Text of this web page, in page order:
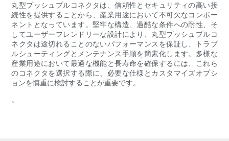
丸型プッシュプルコネクタは、信頼性とセキュリティの高い接
続性を提供することから、産業用途において不可欠なコンポー
ネントとなっています。堅牢な構造、過酷な条件への耐性、そ
してユーザーフレンドリーな設計により、丸型プッシュプルコ
ネクタは途切れることのないパフォーマンスを保証し、トラブ
ルシューティングとメンテナンス手順を簡素化します。多様な
産業用途において最適な機能と長寿命を確保するには、これら
のコネクタを選択する際に、必要な仕様とカスタマイズオプシ
ョンを慎重に検討することが重要です。
。